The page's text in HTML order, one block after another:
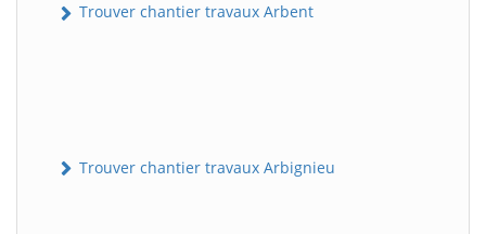
Trouver chantier travaux Arbent
Trouver chantier travaux Arbignieu